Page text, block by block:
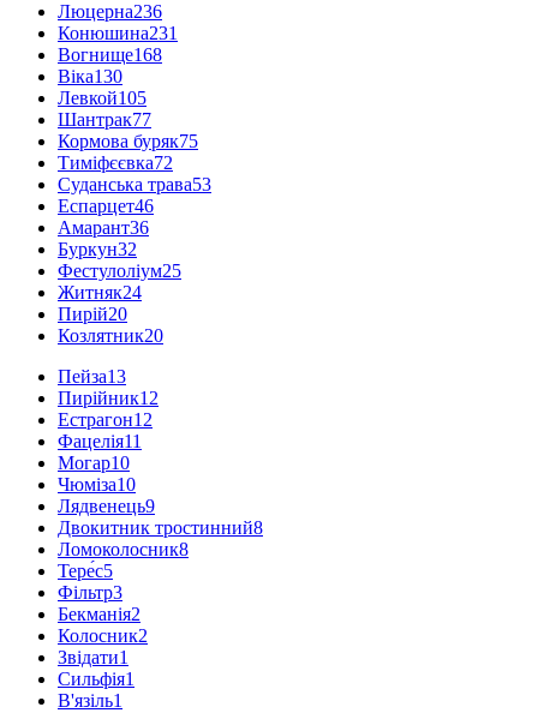
Люцерна236
Конюшина231
Вогнище168
Віка130
Левкой105
Шантрак77
Кормова буряк75
Тиміфєєвка72
Суданська трава53
Еспарцет46
Амарант36
Буркун32
Фестулоліум25
Житняк24
Пирій20
Козлятник20
Пейза13
Пирійник12
Естрагон12
Фацелія11
Могар10
Чюміза10
Лядвенець9
Двокитник тростинний8
Ломоколосник8
Тере́с5
Фільтр3
Бекманія2
Колосник2
Звідати1
Сильфія1
В'язіль1